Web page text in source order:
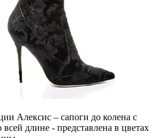
Алексис – сапоги до колена с
длине - представлена в цветах